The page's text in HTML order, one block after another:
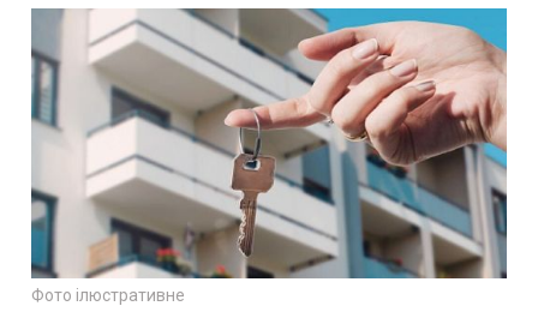
Фото ілюстративне